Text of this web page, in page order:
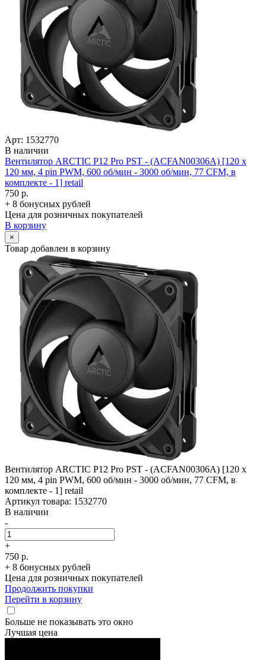
Арт: 1532770
В наличии
Вентилятор ARCTIC P12 Pro PST - (ACFAN00306A) [120 x
120 мм, 4 pin PWM, 600 об/­мин - 3000 об/­мин, 77 CFM, в
комплекте - 1] retail
750 р.
+ 8 бонусных рублей
Цена для розничных покупателей
В корзину
×
Товар добавлен в корзину
Вентилятор ARCTIC P12 Pro PST - (ACFAN00306A) [120 x
120 мм, 4 pin PWM, 600 об/­мин - 3000 об/­мин, 77 CFM, в
комплекте - 1] retail
Артикул товара: 1532770
В наличии
-
+
750 р.
+ 8 бонусных рублей
Цена для розничных покупателей
Продолжить покупки
Перейти в корзину
Больше не показывать это окно
Лучшая цена